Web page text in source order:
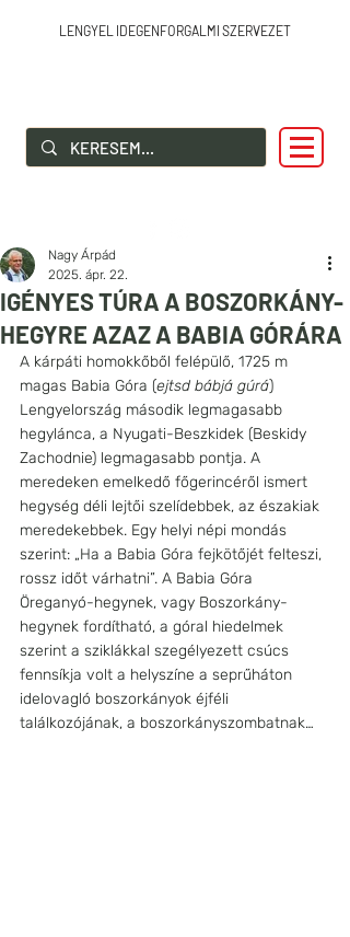
LENGYEL IDEGENFORGALMI SZERVEZET
SZIA LENGYELORSZÁG!
IGÉNYES TÚRA A BOSZORKÁNY-
HEGYRE AZAZ A BABIA GÓRÁRA
Nagy Árpád
2025. ápr. 22.
A kárpáti homokkőből felépülő, 1725 m
magas Babia Góra (ejtsd bábjá gúrá)
Lengyelország második legmagasabb
hegylánca, a Nyugati-Beszkidek (Beskidy
Zachodnie) legmagasabb pontja. A
meredeken emelkedő főgerincéről ismert
hegység déli lejtői szelídebbek, az északiak
meredekebbek. Egy helyi népi mondás
szerint: „Ha a Babia Góra fejkötőjét felteszi,
rossz időt várhatni”. A Babia Góra
Öreganyó-hegynek, vagy Boszorkány-
hegynek fordítható, a góral hiedelmek
szerint a sziklákkal szegélyezett csúcs
fennsíkja volt a helyszíne a seprűháton
idelovagló boszorkányok éjféli
találkozójának, a boszorkányszombatnak…